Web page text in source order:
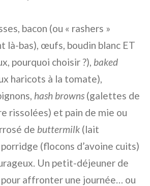
bacon (ou « rashers »
là-bas), œufs, boudin blanc ET
pourquoi choisir ?), baked
haricots à la tomate),
hash browns (galettes de
rissolées) et pain de mie ou
de buttermilk (lait
(flocons d’avoine cuits)
Un petit-déjeuner de
pour affronter une journée… ou